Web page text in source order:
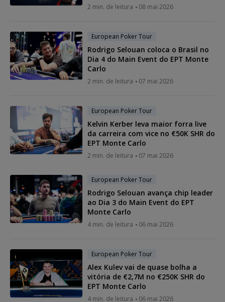
2 min. de leitura 08 mai 2026
European Poker Tour
Rodrigo Selouan coloca o Brasil no
Dia 4 do Main Event do EPT Monte
Carlo
2 min. de leitura 07 mai 2026
European Poker Tour
Kelvin Kerber leva maior forra live
da carreira com vice no €50K SHR do
EPT Monte Carlo
2 min. de leitura 07 mai 2026
European Poker Tour
Rodrigo Selouan avança chip leader
ao Dia 3 do Main Event do EPT
Monte Carlo
4 min. de leitura 06 mai 2026
European Poker Tour
Alex Kulev vai de quase bolha a
vitória de €2,7M no €250K SHR do
EPT Monte Carlo
4 min. de leitura 06 mai 2026